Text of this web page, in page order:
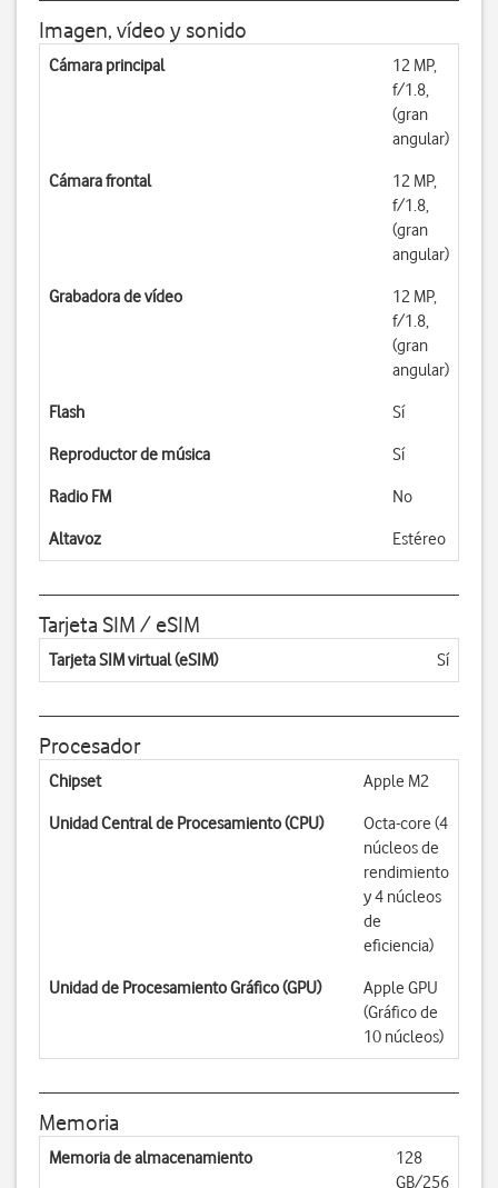
Imagen, vídeo y sonido
Cámara principal
12 MP,
f/1.8,
(gran
angular)
Cámara frontal
12 MP,
f/1.8,
(gran
angular)
Grabadora de vídeo
12 MP,
f/1.8,
(gran
angular)
Flash Sí
Reproductor de música Sí
Radio FM No
Altavoz Estéreo
Tarjeta SIM / eSIM
Tarjeta SIM virtual (eSIM) Sí
Procesador
Chipset Apple M2
Unidad Central de Procesamiento (CPU)
Octa-core (4
núcleos de
rendimiento
y 4 núcleos
de
eficiencia)
Unidad de Procesamiento Gráfico (GPU)
Apple GPU
(Gráfico de
10 núcleos)
Memoria
Memoria de almacenamiento
128
GB/256